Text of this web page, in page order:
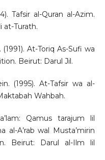
Tafsir al-Quran al-Azim.
at-Turath.
At-Toriq As-Sufi wa
Beirut: Darul Jil.
(1995). At-Tafsir wa al-
Wahbah.
Qamus tarajum lil
al-A’rab wal Musta’mirin
Beirut: Darul al-Ilm lil